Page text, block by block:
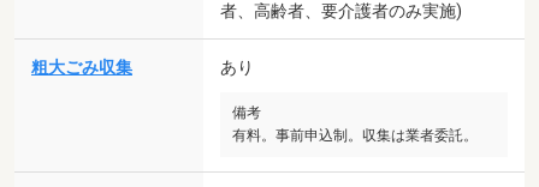
者、高齢者、要介護者のみ実施)
粗大ごみ収集 あり
備考
有料。事前申込制。収集は業者委託。